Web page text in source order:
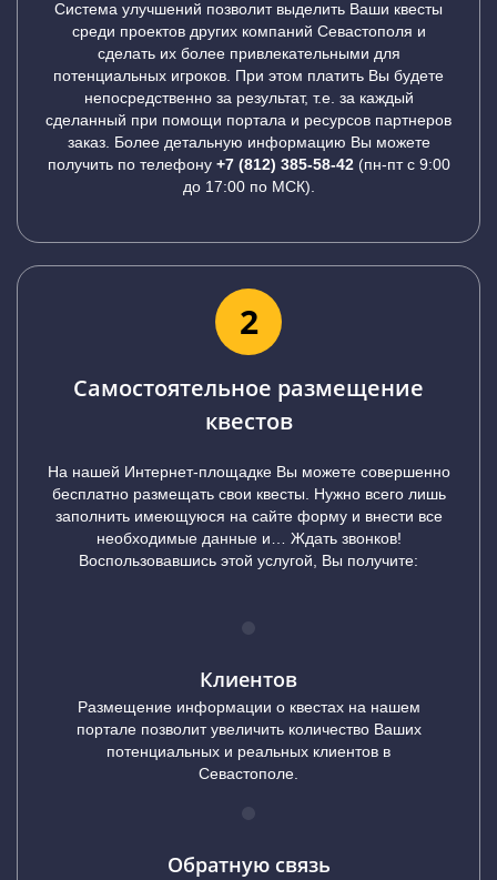
Система улучшений позволит выделить Ваши квесты
среди проектов других компаний Севастополя и
сделать их более привлекательными для
потенциальных игроков. При этом платить Вы будете
непосредственно за результат, т.е. за каждый
сделанный при помощи портала и ресурсов партнеров
заказ. Более детальную информацию Вы можете
получить по телефону +7 (812) 385-58-42(пн-пт с 9:00
до 17:00 по МСК).
2
Самостоятельное размещение
квестов
На нашей Интернет-площадке Вы можете совершенно
бесплатно размещать свои квесты. Нужно всего лишь
заполнить имеющуюся на сайте форму и внести все
необходимые данные и… Ждать звонков!
Воспользовавшись этой услугой, Вы получите:
Клиентов
Размещение информации о квестах на нашем
портале позволит увеличить количество Ваших
потенциальных и реальных клиентов в
Севастополе.
Обратную связь